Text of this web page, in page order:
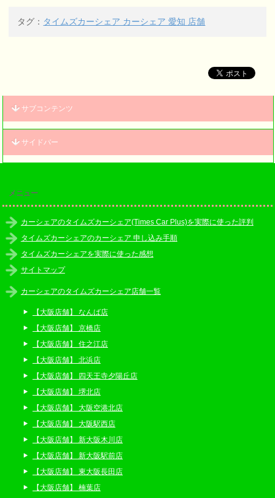
タグ： タイムズカーシェア カーシェア 愛知 店舗
サブコンテンツ
サイドバー
メニュー
カーシェアのタイムズカーシェア(Times Car Plus)を実際に使った評判
タイムズカーシェアのカーシェア 申し込み手順
タイムズカーシェアを実際に使った感想
サイトマップ
カーシェアのタイムズカーシェア店舗一覧
【大阪店舗】 なんば店
【大阪店舗】 京橋店
【大阪店舗】 住之江店
【大阪店舗】 北浜店
【大阪店舗】 四天王寺夕陽丘店
【大阪店舗】 堺北店
【大阪店舗】 大阪空港北店
【大阪店舗】 大阪駅西店
【大阪店舗】 新大阪木川店
【大阪店舗】 新大阪駅前店
【大阪店舗】 東大阪長田店
【大阪店舗】 楠葉店